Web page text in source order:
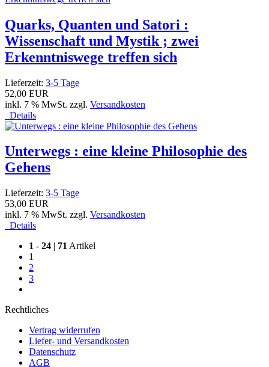
Quarks, Quanten und Satori :
Wissenschaft und Mystik ; zwei
Erkenntniswege treffen sich
Lieferzeit: 3-5 Tage
52,00 EUR
inkl. 7 % MwSt. zzgl. Versandkosten
Details
Unterwegs : eine kleine Philosophie des
Gehens
Lieferzeit: 3-5 Tage
53,00 EUR
inkl. 7 % MwSt. zzgl. Versandkosten
Details
1 - 24 | 71 Artikel
1
2
3
Rechtliches
Vertrag widerrufen
Liefer- und Versandkosten
Datenschutz
AGB